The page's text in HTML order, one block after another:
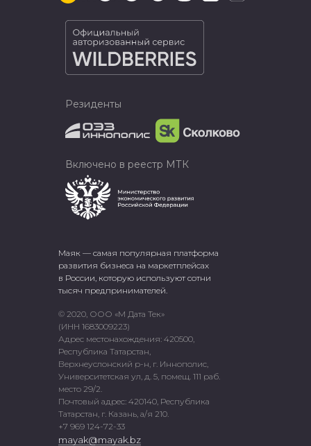
Маяк — самая популярная платформа
развития бизнеса на маркетплейсах
в России, которую используют сотни
тысяч предпринимателей.
© 2020, ООО «М Дата Тек»
(ИНН 1683009223)
Адрес местонахождения: 420500,
Республика Татарстан,
Верхнеуслонский р-н, г. Иннополис,
Университетская ул, д. 5, помещ. 111 раб.
место 29/2.
Почтовый адрес: 420140, Республика
Татарстан, г. Казань, а/я 210.
+7 969 124-72-33
mayak@mayak.bz
Резиденты
Включено в реестр МТК